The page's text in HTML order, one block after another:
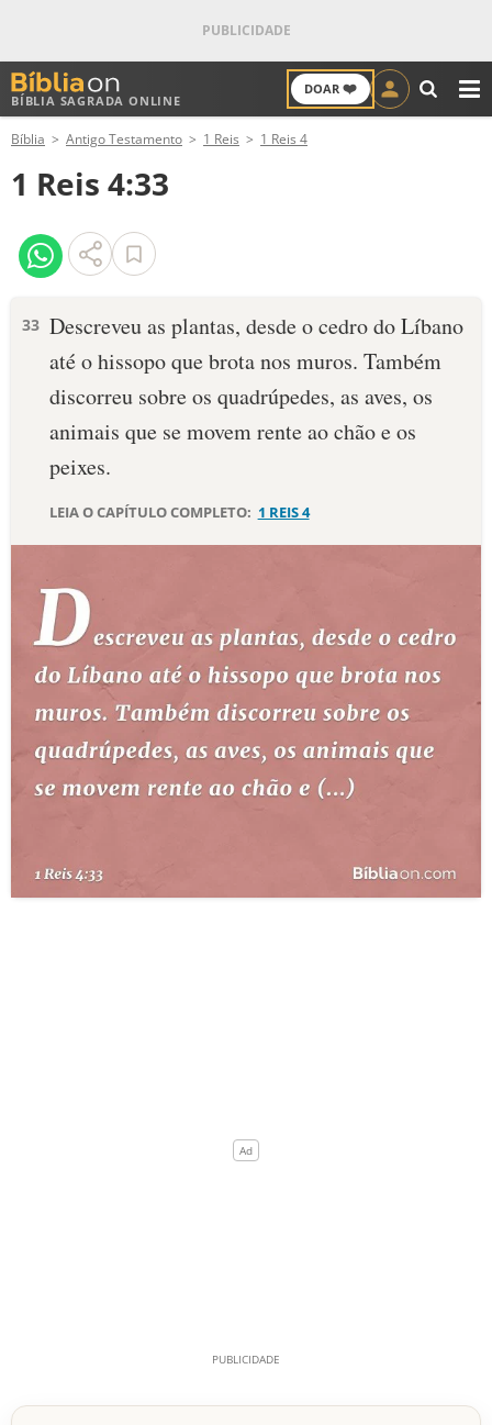
BÍBLIA SAGRADA ONLINE
DOAR ❤️
ANTIGO TESTAMENTO
NOVO TESTAMENTO
VERSÍCULOS
PALAVRA DO DIA
SALMO DO DIA
DEVOCIONAL DIÁRIO
ESTUDOS BÍBLICOS
ESBOÇOS DE PREGAÇÃO
PERGUNTE À BÍBLIA IA
QUEM SOMOS
Bíblia Antigo Testamento 1 Reis 1 Reis 4
1 Reis 4:33
33 Descreveu as plantas, desde o cedro do Líbano
até o hissopo que brota nos muros. Também
discorreu sobre os quadrúpedes, as aves, os
animais que se movem rente ao chão e os
peixes.
LEIA O CAPÍTULO COMPLETO: 1 REIS 4